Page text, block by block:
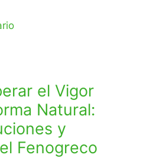
el Vigor
Natural:
y
Fenogreco